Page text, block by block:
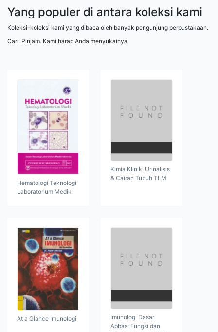
Yang populer di antara koleksi kami
Koleksi-koleksi kami yang dibaca oleh banyak pengunjung perpustakaan.
Cari. Pinjam. Kami harap Anda menyukainya
Hematologi Teknologi
Laboratorium Medik
Kimia Klinik, Urinalisis
& Cairan Tubuh TLM
At a Glance Imunologi
Imunologi Dasar
Abbas: Fungsi dan